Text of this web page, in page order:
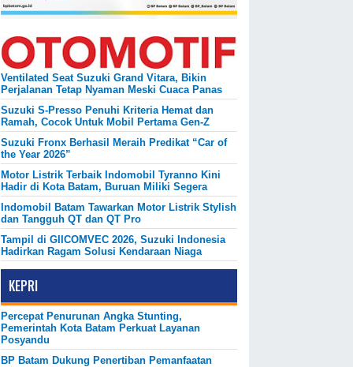
Ventilated Seat Suzuki Grand Vitara, Bikin
Perjalanan Tetap Nyaman Meski Cuaca Panas
Suzuki S-Presso Penuhi Kriteria Hemat dan
Ramah, Cocok Untuk Mobil Pertama Gen-Z
Suzuki Fronx Berhasil Meraih Predikat “Car of
the Year 2026”
Motor Listrik Terbaik Indomobil Tyranno Kini
Hadir di Kota Batam, Buruan Miliki Segera
Indomobil Batam Tawarkan Motor Listrik Stylish
dan Tangguh QT dan QT Pro
Tampil di GIICOMVEC 2026, Suzuki Indonesia
Hadirkan Ragam Solusi Kendaraan Niaga
KEPRI
Percepat Penurunan Angka Stunting,
Pemerintah Kota Batam Perkuat Layanan
Posyandu
BP Batam Dukung Penertiban Pemanfaatan